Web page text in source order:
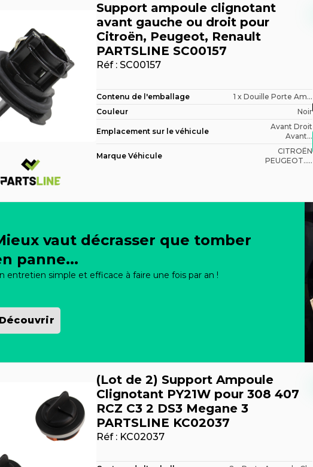
Support ampoule clignotant
avant gauche ou droit pour
Citroën, Peugeot, Renault
PARTSLINE SC00157
Réf : SC00157
Contenu de l'emballage
1 x Douille Porte Am...
Couleur
Noir
Emplacement sur le véhicule
Avant Droit
Avant...
Marque Véhicule
CITROËN
PEUGEOT.....
vaut décrasser que tomber
panne...
entretien simple et efficace à faire une fois par an !
(Lot de 2) Support Ampoule
Clignotant PY21W pour 308 407
RCZ C3 2 DS3 Megane 3
PARTSLINE KC02037
Réf : KC02037